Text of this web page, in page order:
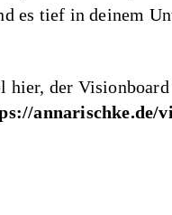
es tief in deinem
hier, der
annarischke.de/